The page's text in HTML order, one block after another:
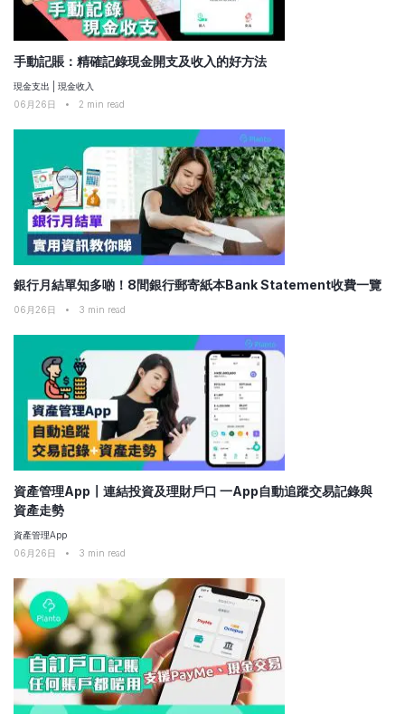
手動記賬：精確記錄現金開支及收入的好方法
現金支出
現金收入
06月26日
• 2 min read
銀行月結單知多啲！8間銀行郵寄紙本Bank Statement收費一覽
06月26日 • 3 min read
資產管理App〡連結投資及理財戶口 一App自動追蹤交易記錄與
資產走勢
資產管理App
06月26日
• 3 min read